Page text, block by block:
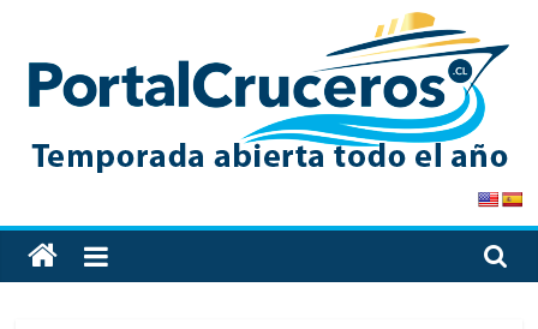
content
PortalCruceros
Toda
la